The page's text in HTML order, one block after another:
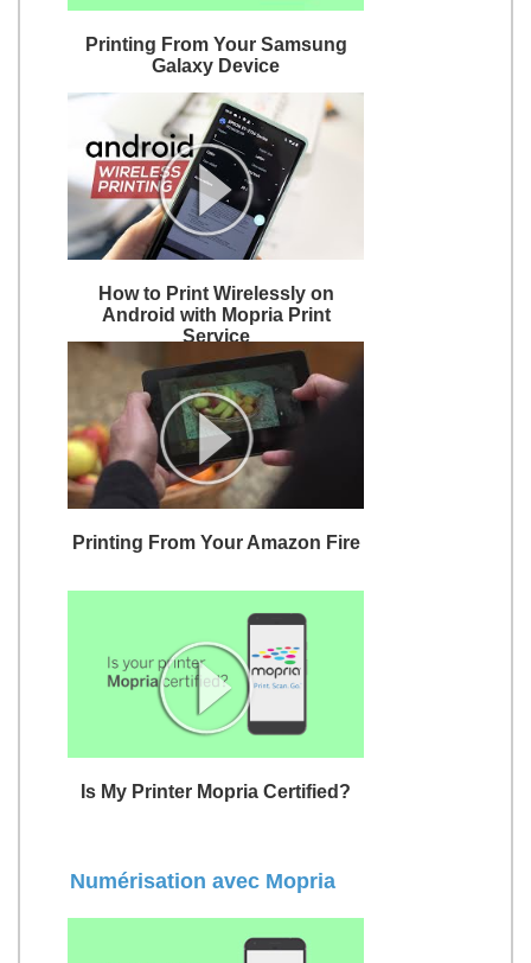
Printing From Your Samsung
Galaxy Device
How to Print Wirelessly on
Android with Mopria Print
Service
Printing From Your Amazon Fire
Is My Printer Mopria Certified?
Numérisation avec Mopria